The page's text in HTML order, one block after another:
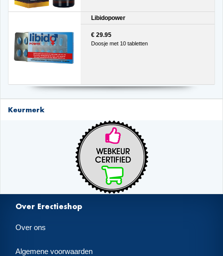
Libidopower
€ 29.95
Doosje met 10 tabletten
Keurmerk
Over Erectieshop
Over ons
Algemene voorwaarden